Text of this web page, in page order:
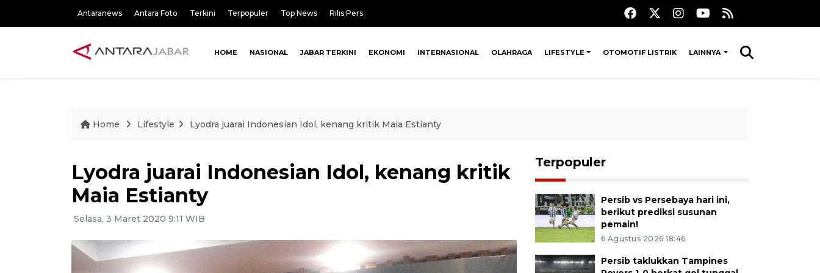
Antaranews Antara Foto Terkini Terpopuler Top News Rilis Pers
HOME NASIONAL JABAR TERKINI EKONOMI INTERNASIONAL OLAHRAGA LIFESTYLE OTOMOTIF LISTRIK LAINNYA
Home Lifestyle Lyodra juarai Indonesian Idol, kenang kritik Maia Estianty
Lyodra juarai Indonesian Idol, kenang kritik
Maia Estianty
Selasa, 3 Maret 2020 9:11 WIB
Terpopuler
Persib vs Persebaya hari ini,
berikut prediksi susunan
pemain!
6 Agustus 2026 18:46
Persib taklukkan Tampines